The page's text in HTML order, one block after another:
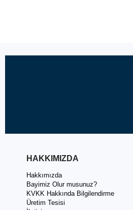
HAKKIMIZDA
Hakkımızda
Bayimiz Olur musunuz?
KVKK Hakkında Bilgilendirme
Üretim Tesisi